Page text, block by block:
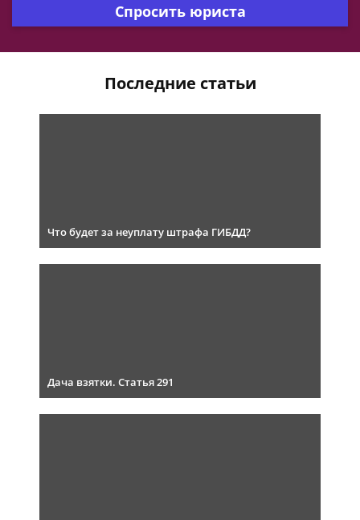
Спросить юриста
Последние статьи
Что будет за неуплату штрафа ГИБДД?
Дача взятки. Статья 291